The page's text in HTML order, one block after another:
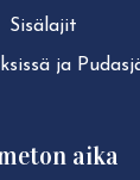
Sisälajit
ja
aika